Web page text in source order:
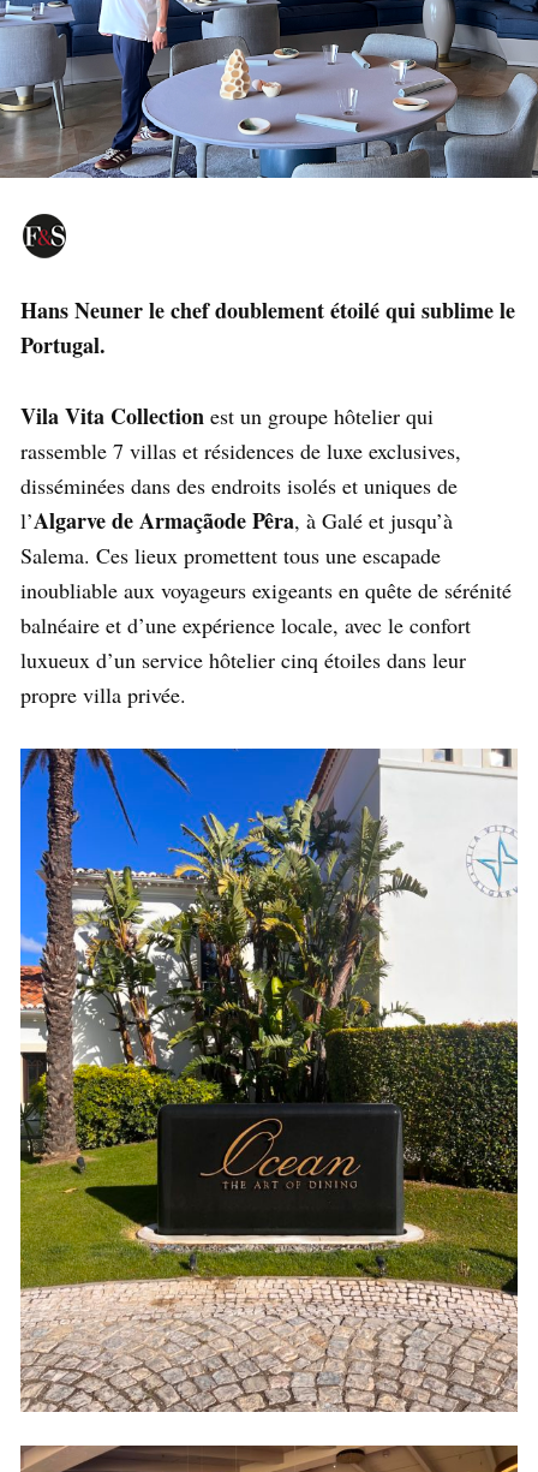
Hans Neuner le chef doublement étoilé qui sublime le
Portugal.
Vila Vita Collection est un groupe hôtelier qui
rassemble 7 villas et résidences de luxe exclusives,
disséminées dans des endroits isolés et uniques de
l’Algarve de Armaçãode Pêra, à Galé et jusqu’à
Salema. Ces lieux promettent tous une escapade
inoubliable aux voyageurs exigeants en quête de sérénité
balnéaire et d’une expérience locale, avec le confort
luxueux d’un service hôtelier cinq étoiles dans leur
propre villa privée.